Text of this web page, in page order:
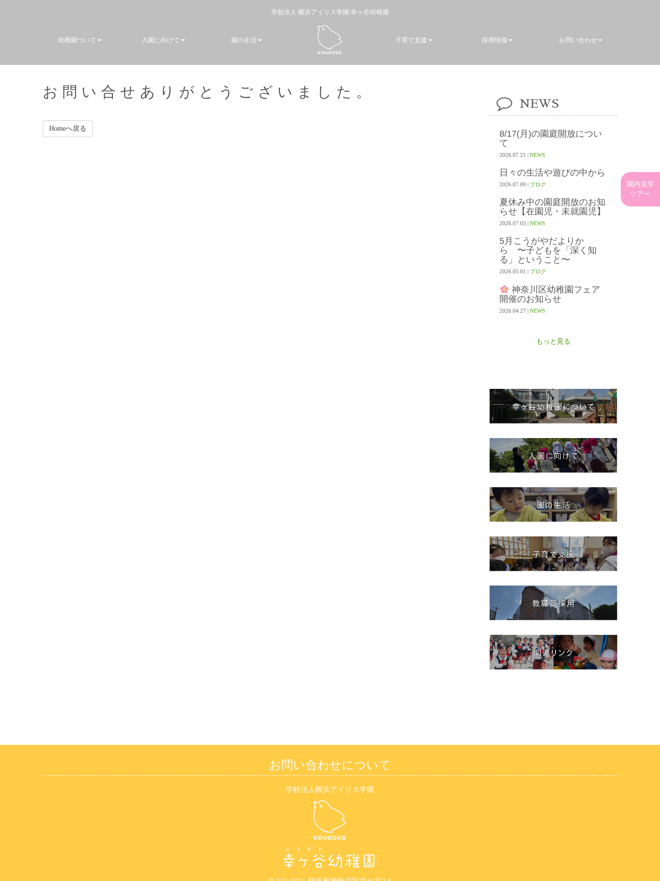
学校法人 横浜アイリス学園 幸ヶ谷幼稚園
幼稚園ついて 入園に向けて 園の生活 子育て支援 採用情報 お問い合わせ
お問い合せありがとうございました。
Homeへ戻る
NEWS
8/17(月)の園庭開放につい
て
2026.07.21 | NEWS
日々の生活や遊びの中から
2026.07.09 | ブログ
夏休み中の園庭開放のお知
らせ【在園児・未就園児】
2026.07.03 | NEWS
5月こうがやだよりか
ら 〜子どもを「深く知
る」ということ〜
2026.05.01 | ブログ
神奈川区幼稚園フェア
開催のお知らせ
2026.04.27 | NEWS
もっと見る
園内見学
ツアー
お問い合わせについて
学校法人横浜アイリス学園